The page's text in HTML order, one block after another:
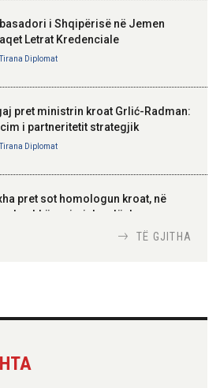
Kosovë!
100-vjetori i themelimit të
Urdhrit të Skënderbeut
i Shqipërisë në Jemen
Letrat Kredenciale
Tirana Diplomat
pret ministrin kroat Grlić-Radman:
i partneritetit strategjik
Tirana Diplomat
pret sot homologun kroat, në
bashkëpunimi dypalësh
strategjik
TË GJITHA